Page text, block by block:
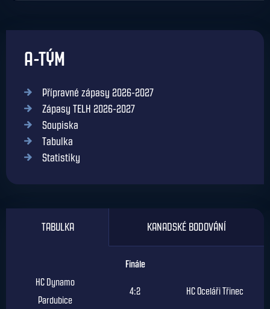
A-TÝM
Přípravné zápasy 2026-2027
Zápasy TELH 2026-2027
Soupiska
Tabulka
Statistiky
TABULKA KANADSKÉ BODOVÁNÍ
Finále
HC Dynamo
Pardubice
4:2 HC Oceláři Třinec